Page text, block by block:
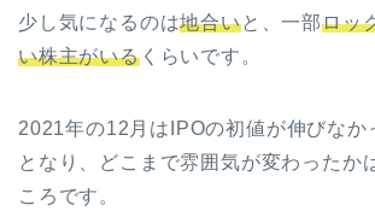
少し気になるのは地合いと、一部ロッ
い株主がいるくらいです。
2021年の12月はIPOの初値が伸びなか
となり、どこまで雰囲気が変わったか
ころです。